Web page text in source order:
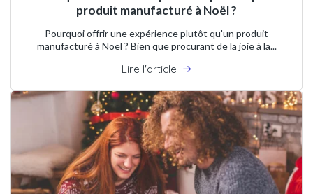
produit manufacturé à Noël ?
Pourquoi offrir une expérience plutôt qu'un produit
manufacturé à Noël ? Bien que procurant de la joie à la...
Lire l'article